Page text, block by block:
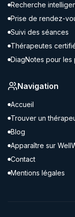
Recherche
Prise de rendez-
Suivi des séances
Thérapeutes
DiagNotes pour les
Navigation
Accueil
Trouver un
Blog
Apparaître sur
Contact
Mentions légales